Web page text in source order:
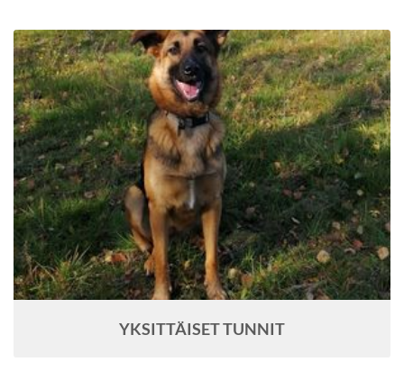
YKSITTÄISET TUNNIT